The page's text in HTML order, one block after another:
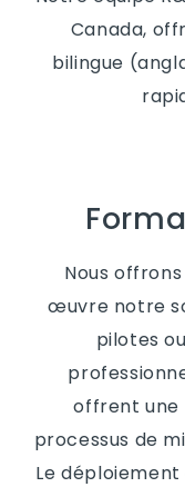
Canada,
bilingue
Nous
œuvre notre
pilotes
offrent une
processus de
Le